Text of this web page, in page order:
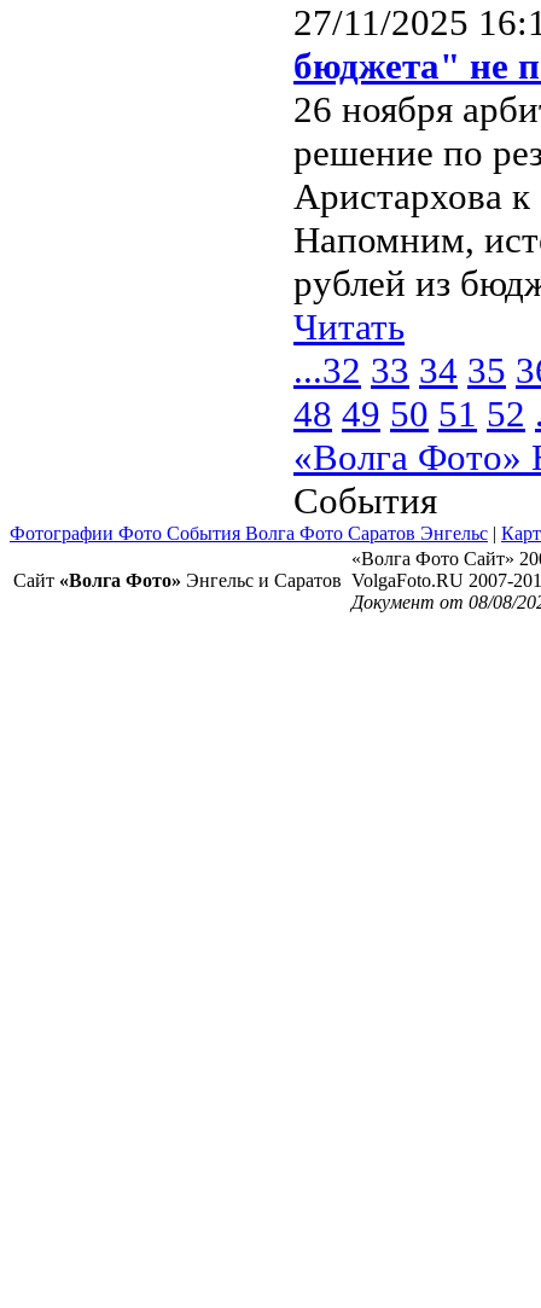
27/11/2025
бюджета" не
26 ноября
решение по
Аристархова
Напомним,
рублей из
Читать
...32 33 34 35
48 49 50 51 52
«Волга Фото»
События
Фотографии Фото События Волга Фото Саратов Энгельс |
Сайт «Волга Фото» Энгельс и Саратов
«Волга Фото Сайт»
VolgaFoto.RU 2007-
Документ от 08/08/